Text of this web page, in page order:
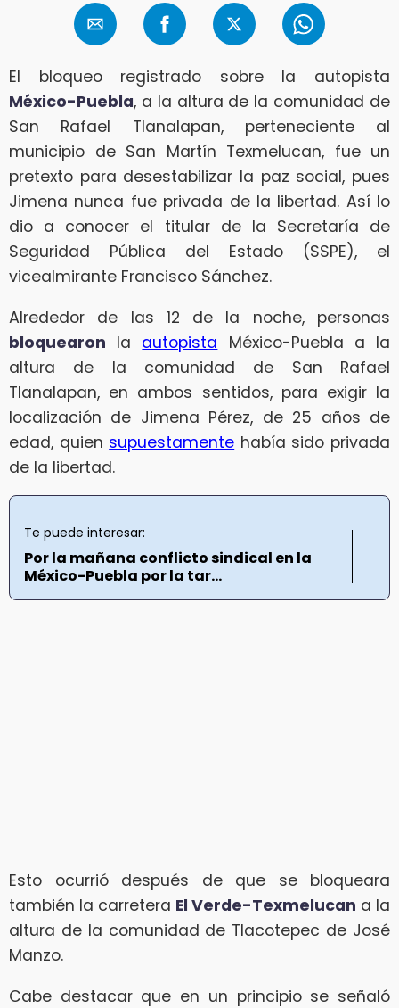
El bloqueo registrado sobre la autopista
México-Puebla, a la altura de la comunidad de
San Rafael Tlanalapan, perteneciente al
municipio de San Martín Texmelucan, fue un
pretexto para desestabilizar la paz social, pues
Jimena nunca fue privada de la libertad. Así lo
dio a conocer el titular de la Secretaría de
Seguridad Pública del Estado (SSPE), el
vicealmirante Francisco Sánchez.
Alrededor de las 12 de la noche, personas
bloquearon la autopista México-Puebla a la
altura de la comunidad de San Rafael
Tlanalapan, en ambos sentidos, para exigir la
localización de Jimena Pérez, de 25 años de
edad, quien supuestamente había sido privada
de la libertad.
Te puede interesar:
Por la mañana conflicto sindical en la
México-Puebla por la tar...
Esto ocurrió después de que se bloqueara
también la carretera El Verde-Texmelucan a la
altura de la comunidad de Tlacotepec de José
Manzo.
Cabe destacar que en un principio se señaló